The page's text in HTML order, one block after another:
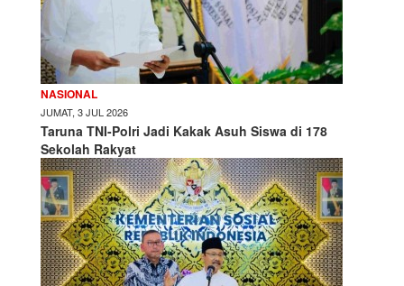
NASIONAL
JUMAT, 3 JUL 2026
Taruna TNI-Polri Jadi Kakak Asuh Siswa di 178
Sekolah Rakyat